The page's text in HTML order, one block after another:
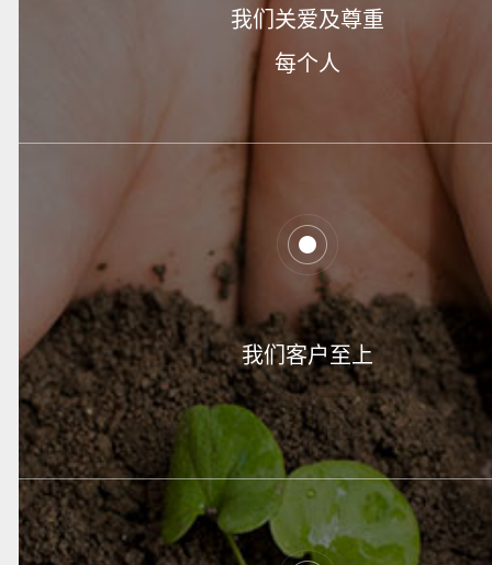
我们关爱及尊重
每个人
我们客户至上